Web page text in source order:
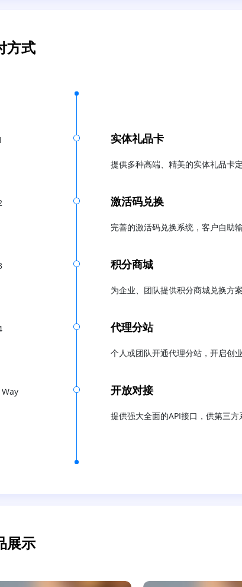
方式
实体礼品卡
提供多种高端、精美的实体礼品卡
激活码兑换
完善的激活码兑换系统，客户自助
积分商城
为企业、团队提供积分商城兑换方
代理分站
个人或团队开通代理分站，开启创
开放对接
提供强大全面的API接口，供第三方
展示